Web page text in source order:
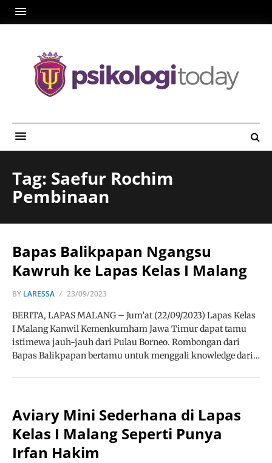
Tag: Saefur Rochim
Pembinaan
Bapas Balikpapan Ngangsu
Kawruh ke Lapas Kelas I Malang
BY LARESSA 23/09/2023
BERITA, LAPAS MALANG – Jum’at (22/09/2023) Lapas Kelas
I Malang Kanwil Kemenkumham Jawa Timur dapat tamu
istimewa jauh-jauh dari Pulau Borneo. Rombongan dari
Bapas Balikpapan bertamu untuk menggali knowledge dari…
Aviary Mini Sederhana di Lapas
Kelas I Malang Seperti Punya
Irfan Hakim